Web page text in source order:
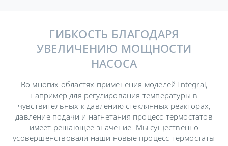
ГИБКОСТЬ БЛАГОДАРЯ
УВЕЛИЧЕНИЮ МОЩНОСТИ
НАСОСА
Во многих областях применения моделей Integral,
например для регулирования температуры в
чувствительных к давлению стеклянных реакторах,
давление подачи и нагнетания процесс-термостатов
имеет решающее значение. Мы существенно
усовершенствовали наши новые процесс-термостаты